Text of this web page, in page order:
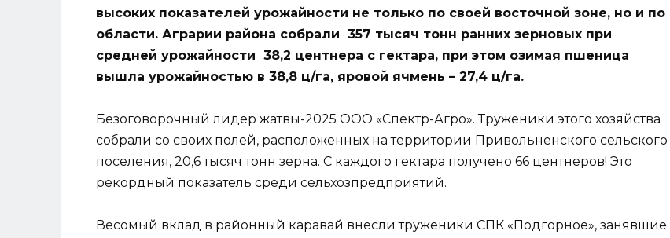
высоких показателей урожайности не только по своей восточной зоне, но и по
области. Аграрии района собрали 357 тысяч тонн ранних зерновых при
средней урожайности 38,2 центнера с гектара, при этом озимая пшеница
вышла урожайностью в 38,8 ц/га, яровой ячмень – 27,4 ц/га.
Безоговорочный лидер жатвы-2025 ООО «Спектр-Агро». Труженики этого хозяйства
собрали со своих полей, расположенных на территории Привольненского сельского
поселения, 20,6 тысяч тонн зерна. С каждого гектара получено 66 центнеров! Это
рекордный показатель среди сельхозпредприятий.
Весомый вклад в районный каравай внесли труженики СПК «Подгорное», занявшие